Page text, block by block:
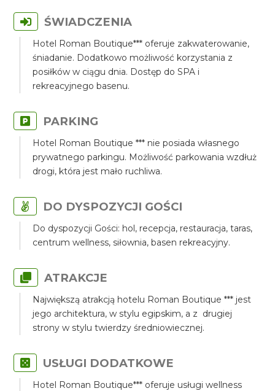
ŚWIADCZENIA
Hotel Roman Boutique*** oferuje zakwaterowanie,
śniadanie. Dodatkowo możliwość korzystania z
posiłków w ciągu dnia. Dostęp do SPA i
rekreacyjnego basenu.
PARKING
Hotel Roman Boutique *** nie posiada własnego
prywatnego parkingu. Możliwość parkowania wzdłuż
drogi, która jest mało ruchliwa.
DO DYSPOZYCJI GOŚCI
Do dyspozycji Gości: hol, recepcja, restauracja, taras,
centrum wellness, siłownia, basen rekreacyjny.
ATRAKCJE
Największą atrakcją hotelu Roman Boutique *** jest
jego architektura, w stylu egipskim, a z drugiej
strony w stylu twierdzy średniowiecznej.
USŁUGI DODATKOWE
Hotel Roman Boutique*** oferuje usługi wellness